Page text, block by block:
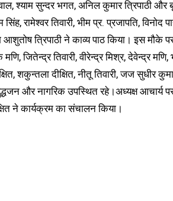
श्याम सुन्दर भगत, अनिल कुमार त्रिपाठी और
रामेश्वर तिवारी, भीम प्र. प्रजापति, विनोद
आशुतोष त्रिपाठी ने काव्य पाठ किया। इस मौके
जितेन्द्र तिवारी, वीरेन्द्र मिश्र, देवेन्द्र
शकुन्तला दीक्षित, नीतू तिवारी, जज सुधीर
और नागरिक उपस्थित रहे।अध्यक्ष आचार्य
ने कार्यक्रम का संचालन किया।